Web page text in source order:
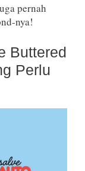
pernah
nya!
Buttered
Perlu